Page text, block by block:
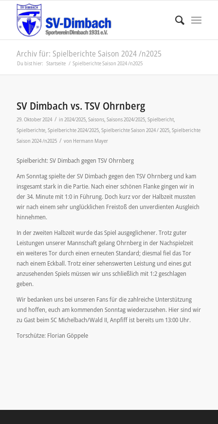
Archiv für: Spielberichte Saison 2024 /n2025
Du bist hier: Startseite / Spielberichte Saison 2024 /n2025
SV Dimbach vs. TSV Ohrnberg
29. Oktober 2024 / in 2024/2025, Saisons, Saisons 2024/2025, Spielbericht,
Spielberichte, Spielberichte 2024/2025, Spielberichte Saison 2024 / 2025, Spielberichte
Saison 2024 /n2025 / von Hermann Mayer
Spielbericht: SV Dimbach gegen TSV Ohrnberg
Am Sonntag spielte der SV Dimbach gegen den TSV Ohrnberg und kam
insgesamt stark in die Partie. Nach einer schönen Flanke gingen wir in
der 34. Minute mit 1:0 in Führung. Doch kurz vor der Halbzeit mussten
wir nach einem sehr unglücklichen Freistoß den unverdienten Ausgleich
hinnehmen.
In der zweiten Halbzeit wurde das Spiel ausgeglichener. Trotz guter
Leistungen unserer Mannschaft gelang Ohrnberg in der Nachspielzeit
ein weiteres Tor durch einen erneuten Standard; diesmal fiel das Tor
nach einem Eckball. Trotz einer sehenswerten Leistung und eines gut
anzusehenden Spiels müssen wir uns schließlich mit 1:2 geschlagen
geben.
Wir bedanken uns bei unseren Fans für die zahlreiche Unterstützung
und hoffen, euch am kommenden Sonntag wiederzusehen. Hier sind wir
zu Gast beim SC Michelbach/Wald II, Anpfiff ist bereits um 13:00 Uhr.
Torschütze: Florian Göppele